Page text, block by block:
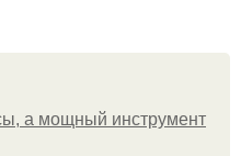
а мощный инструмент